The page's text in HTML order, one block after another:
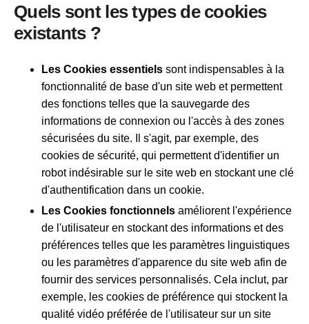
Quels sont les types de cookies
existants ?
Les Cookies essentiels sont indispensables à la
fonctionnalité de base d'un site web et permettent
des fonctions telles que la sauvegarde des
informations de connexion ou l'accès à des zones
sécurisées du site. Il s'agit, par exemple, des
cookies de sécurité, qui permettent d'identifier un
robot indésirable sur le site web en stockant une clé
d'authentification dans un cookie.
Les Cookies fonctionnels améliorent l'expérience
de l'utilisateur en stockant des informations et des
préférences telles que les paramètres linguistiques
ou les paramètres d'apparence du site web afin de
fournir des services personnalisés. Cela inclut, par
exemple, les cookies de préférence qui stockent la
qualité vidéo préférée de l'utilisateur sur un site